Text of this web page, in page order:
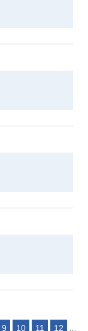
9 10 11 12 …